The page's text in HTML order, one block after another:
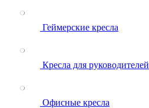
Геймерские кресла
Кресла для руководителей
Офисные кресла